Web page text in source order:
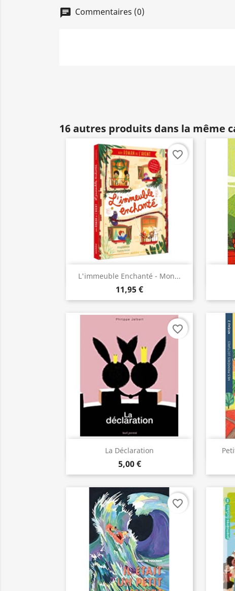
chat Commentaires (0)
16 autres produits dans la même
L'immeuble Enchanté - Mon...
11,95 €
Aperçu rapide
favorite_border
La Déclaration
5,00 €
Aperçu rapide
favorite_border
favorite_border